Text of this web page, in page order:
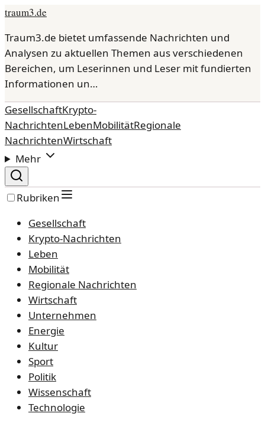
traum3.de
Traum3.de bietet umfassende Nachrichten und
Analysen zu aktuellen Themen aus verschiedenen
Bereichen, um Leserinnen und Leser mit fundierten
Informationen un…
GesellschaftKrypto-
NachrichtenLebenMobilitätRegionale
NachrichtenWirtschaft
Mehr
Rubriken
Gesellschaft
Krypto-Nachrichten
Leben
Mobilität
Regionale Nachrichten
Wirtschaft
Unternehmen
Energie
Kultur
Sport
Politik
Wissenschaft
Technologie